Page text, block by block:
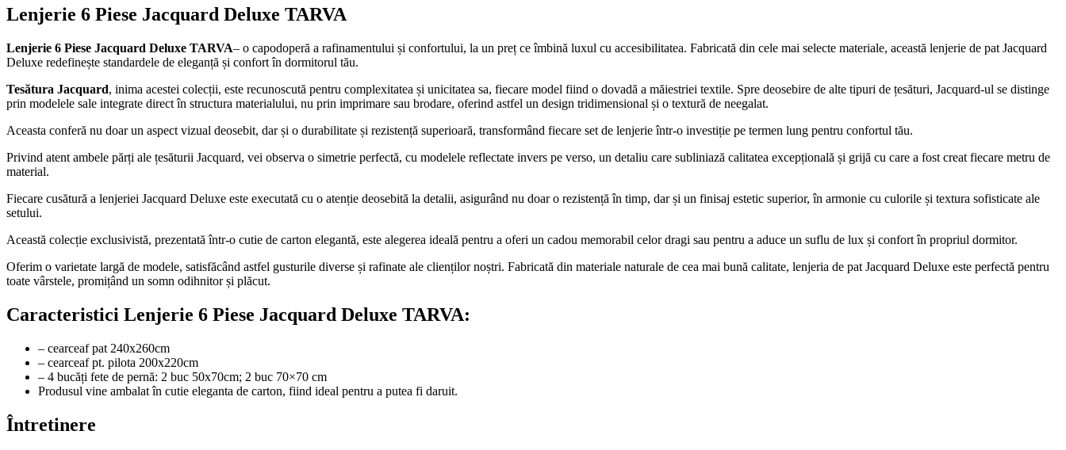
Lenjerie 6 Piese Jacquard Deluxe TARVA
Lenjerie 6 Piese Jacquard Deluxe TARVA– o capodoperă a rafinamentului și confortului, la un preț ce îmbină luxul cu accesibilitatea. Fabricată din cele mai selecte materiale, această lenjerie de pat Jacquard
Deluxe redefinește standardele de eleganță și confort în dormitorul tău.
Tesătura Jacquard, inima acestei colecții, este recunoscută pentru complexitatea și unicitatea sa, fiecare model fiind o dovadă a măiestriei textile. Spre deosebire de alte tipuri de țesături, Jacquard-ul se distinge
prin modelele sale integrate direct în structura materialului, nu prin imprimare sau brodare, oferind astfel un design tridimensional și o textură de neegalat.
Aceasta conferă nu doar un aspect vizual deosebit, dar și o durabilitate și rezistență superioară, transformând fiecare set de lenjerie într-o investiție pe termen lung pentru confortul tău.
Privind atent ambele părți ale țesăturii Jacquard, vei observa o simetrie perfectă, cu modelele reflectate invers pe verso, un detaliu care subliniază calitatea excepțională și grijă cu care a fost creat fiecare metru de
material.
Fiecare cusătură a lenjeriei Jacquard Deluxe este executată cu o atenție deosebită la detalii, asigurând nu doar o rezistență în timp, dar și un finisaj estetic superior, în armonie cu culorile și textura sofisticate ale
setului.
Această colecție exclusivistă, prezentată într-o cutie de carton elegantă, este alegerea ideală pentru a oferi un cadou memorabil celor dragi sau pentru a aduce un suflu de lux și confort în propriul dormitor.
Oferim o varietate largă de modele, satisfăcând astfel gusturile diverse și rafinate ale clienților noștri. Fabricată din materiale naturale de cea mai bună calitate, lenjeria de pat Jacquard Deluxe este perfectă pentru
toate vârstele, promițând un somn odihnitor și plăcut.
Caracteristici Lenjerie 6 Piese Jacquard Deluxe TARVA:
– cearceaf pat 240x260cm
– cearceaf pt. pilota 200x220cm
– 4 bucăți fete de pernă: 2 buc 50x70cm; 2 buc 70×70 cm
Produsul vine ambalat în cutie eleganta de carton, fiind ideal pentru a putea fi daruit.
Întretinere